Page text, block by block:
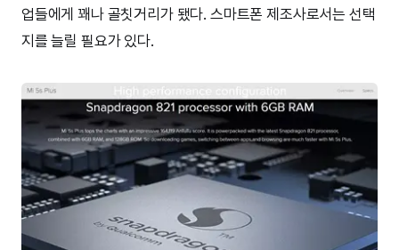
업들에게 꽤나 골칫거리가 됐다. 스마트폰 제조사로서는 선택
지를 늘릴 필요가 있다.